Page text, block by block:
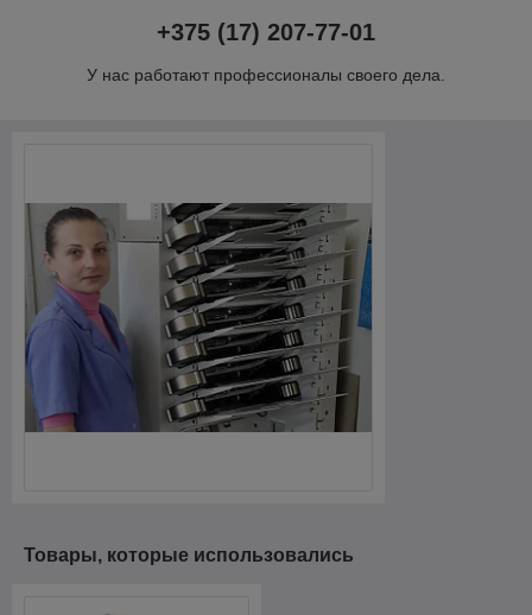
+375 (17) 207-77-01
У нас работают профессионалы своего дела.
Товары, которые использовались